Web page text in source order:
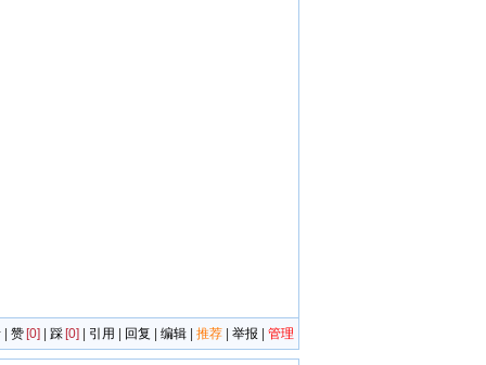
赞 [0] 踩 [0] 引用 回复 编辑 推荐 举报 管理